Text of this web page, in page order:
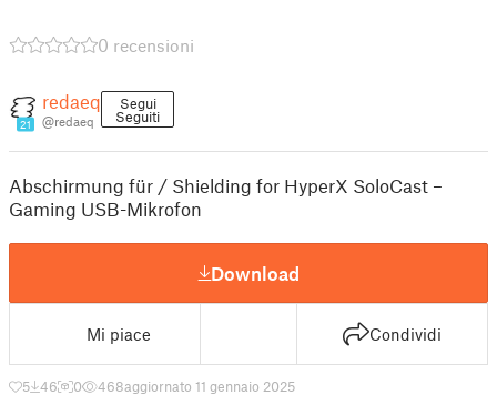
0 recensioni
21
redaeq
@redaeq
Segui
Seguiti
Abschirmung für / Shielding for HyperX SoloCast –
Gaming USB-Mikrofon
Download
Mi piace Condividi
5 46 0 468aggiornato 11 gennaio 2025